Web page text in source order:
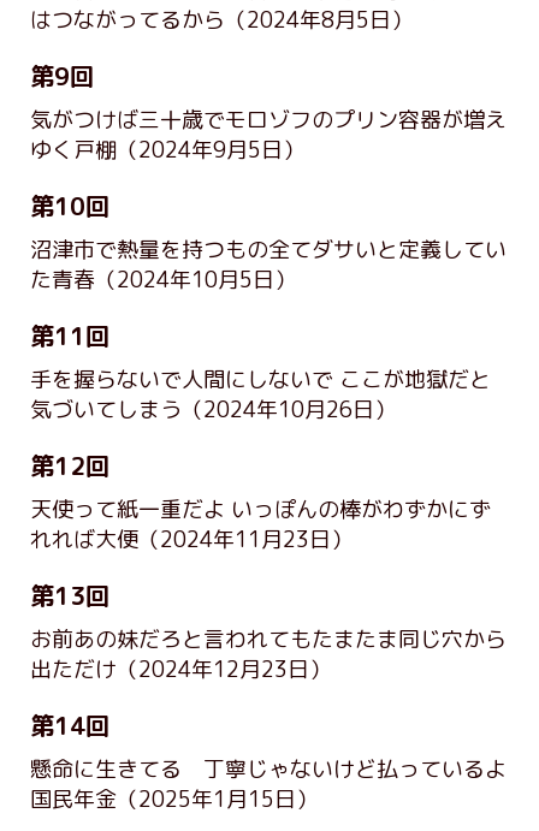
はつながってるから （2024年8月5日）
第9回
気がつけば三十歳でモロゾフのプリン容器が増え
ゆく戸棚 （2024年9月5日）
第10回
沼津市で熱量を持つもの全てダサいと定義してい
た青春 （2024年10月5日）
第11回
手を握らないで人間にしないで ここが地獄だと
気づいてしまう （2024年10月26日）
第12回
天使って紙一重だよ いっぽんの棒がわずかにず
れれば大便 （2024年11月23日）
第13回
お前あの妹だろと言われてもたまたま同じ穴から
出ただけ （2024年12月23日）
第14回
懸命に生きてる 丁寧じゃないけど払っているよ
国民年金 （2025年1月15日）